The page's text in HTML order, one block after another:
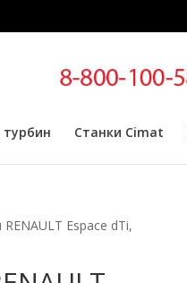
турбин Станки Cimat
Espace dTi,